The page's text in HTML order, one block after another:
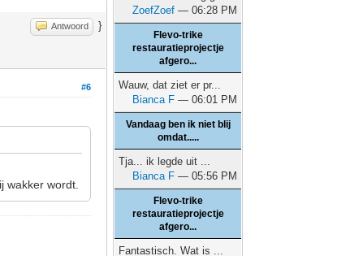
Antwoord }
#6
wakker wordt.
ZoefZoef — 06:28 PM
Flevo-trike
restauratieprojectje
afgero...
Wauw, dat ziet er pr...
Bianca F — 06:01 PM
Vandaag ben ik niet blij
omdat.....
Tja... ik legde uit ...
Bianca F — 05:56 PM
Flevo-trike
restauratieprojectje
afgero...
Fantastisch. Wat is ...